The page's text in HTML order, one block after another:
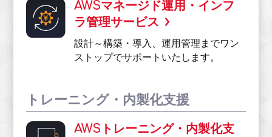
AWSマネージド運用・インフ
ラ管理サービス
設計～構築・導入、運用管理までワン
ストップでサポートいたします。
トレーニング・内製化支援
AWSトレーニング・内製化支